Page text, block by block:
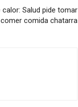
Salud pide tomar
comida chatarra